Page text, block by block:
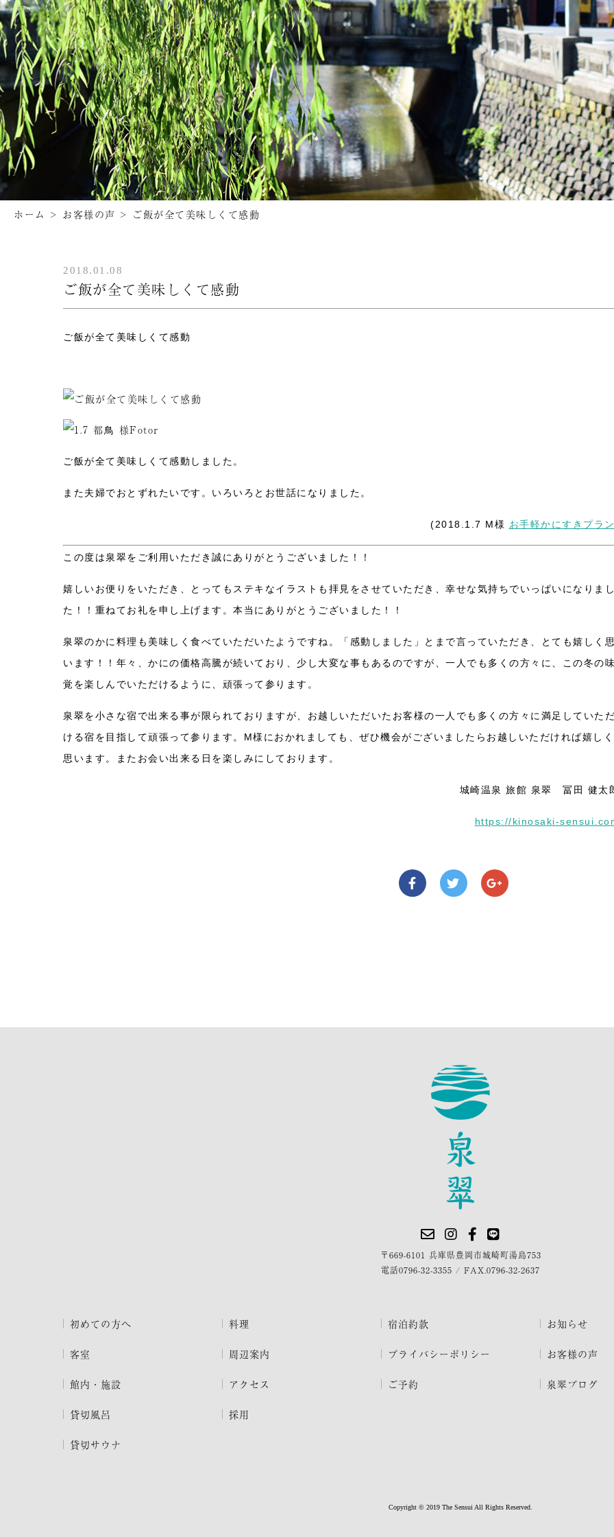
ホーム > お客様の声 > ご飯が全て美味しくて感動
2018.01.08
ご飯が全て美味しくて感動
ご飯が全て美味しくて感動
ご飯が全て美味しくて感動しました。
また夫婦でおとずれたいです。いろいろとお世話になりました。
(2018.1.7 M様 お手軽かにすきプラン
この度は泉翠をご利用いただき誠にありがとうございました！！
嬉しいお便りをいただき、とってもステキなイラストも拝見をさせていただき、幸せな気持ちでいっぱいになりまし
た！！重ねてお礼を申し上げます。本当にありがとうございました！！
泉翠のかに料理も美味しく食べていただいたようですね。「感動しました」とまで言っていただき、とても嬉しく思
います！！年々、かにの価格高騰が続いており、少し大変な事もあるのですが、一人でも多くの方々に、この冬の味
覚を楽しんでいただけるように、頑張って参ります。
泉翠を小さな宿で出来る事が限られておりますが、お越しいただいたお客様の一人でも多くの方々に満足していただ
ける宿を目指して頑張って参ります。M様におかれましても、ぜひ機会がございましたらお越しいただければ嬉しく
思います。またお会い出来る日を楽しみにしております。
城崎温泉 旅館 泉翠 冨田 健太
https://kinosaki-
〒669-6101 兵庫県豊岡市城崎町湯島753
電話0796-32-3355 / FAX.0796-32-2637
初めての方へ
客室
館内・施設
貸切風呂
貸切サウナ
料理
周辺案内
アクセス
採用
宿泊約款
プライバシーポリシー
ご予約
お知らせ
お客様の声
泉翠ブログ
Copyright © 2019 The Sensui All Rights Reserved.